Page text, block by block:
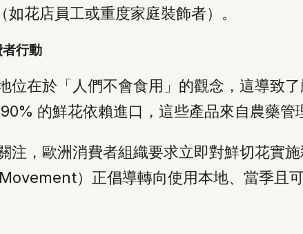
花店員工或重度家庭裝飾者）。
行動
位在於「人們不會食用」的觀念，這導致
的鮮花依賴進口，這些產品來自農藥管
注，歐洲消費者組織要求立即對鮮切花實
）正倡導轉向使用本地、當季且